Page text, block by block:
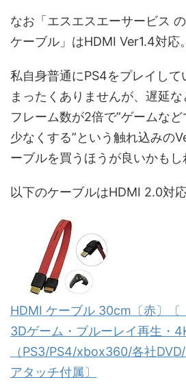
なお「エスエスエーサービス
ケーブル」はHDMI Ver1.4対応。
私自身普通にPS4をプレイして
まったくありませんが、遅延な
フレーム数が2倍で”ゲームな
少なくする”という触れ込みの
ーブルを買うほうが良いかもし
以下のケーブルはHDMI 2.0対応
HDMI ケーブル 30cm〔赤〕〔
3Dゲーム・ブルーレイ再生・
（PS3/PS4/xbox360/各社
アタッチ付属〕